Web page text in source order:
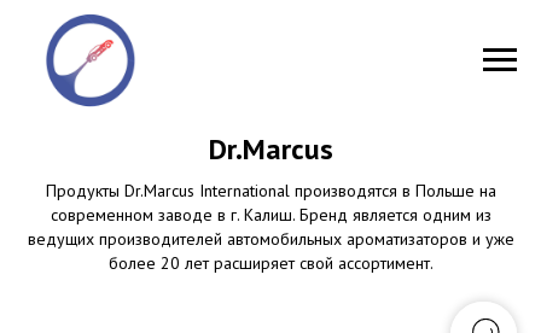
Dr.Marcus
Продукты Dr.Marcus International производятся в Польше на
современном заводе в г. Калиш. Бренд является одним из
ведущих производителей автомобильных ароматизаторов и уже
более 20 лет расширяет свой ассортимент.